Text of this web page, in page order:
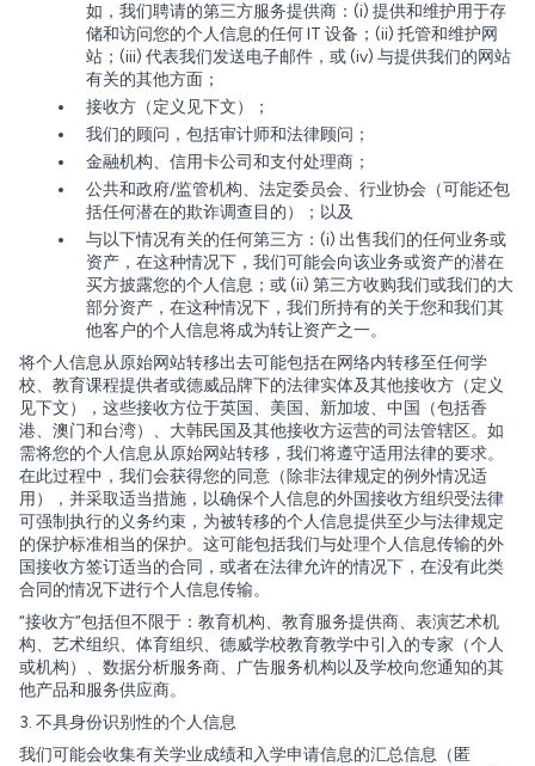
如，我们聘请的第三方服务提供商：(i) 提供和维护用于存
储和访问您的个人信息的任何 IT 设备；(ii) 托管和维护网
站；(iii) 代表我们发送电子邮件，或 (iv) 与提供我们的网站
有关的其他方面；
接收方（定义见下文）；
我们的顾问，包括审计师和法律顾问；
金融机构、信用卡公司和支付处理商；
公共和政府/监管机构、法定委员会、行业协会（可能还包
括任何潜在的欺诈调查目的）；以及
与以下情况有关的任何第三方：(i) 出售我们的任何业务或
资产，在这种情况下，我们可能会向该业务或资产的潜在
买方披露您的个人信息；或 (ii) 第三方收购我们或我们的大
部分资产，在这种情况下，我们所持有的关于您和我们其
他客户的个人信息将成为转让资产之一。
将个人信息从原始网站转移出去可能包括在网络内转移至任何学
校、教育课程提供者或德威品牌下的法律实体及其他接收方（定义
见下文），这些接收方位于英国、美国、新加坡、中国（包括香
港、澳门和台湾）、大韩民国及其他接收方运营的司法管辖区。如
需将您的个人信息从原始网站转移，我们将遵守适用法律的要求。
在此过程中，我们会获得您的同意（除非法律规定的例外情况适
用），并采取适当措施，以确保个人信息的外国接收方组织受法律
可强制执行的义务约束，为被转移的个人信息提供至少与法律规定
的保护标准相当的保护。这可能包括我们与处理个人信息传输的外
国接收方签订适当的合同，或者在法律允许的情况下，在没有此类
合同的情况下进行个人信息传输。
“接收方”包括但不限于：教育机构、教育服务提供商、表演艺术机
构、艺术组织、体育组织、德威学校教育教学中引入的专家（个人
或机构）、数据分析服务商、广告服务机构以及学校向您通知的其
他产品和服务供应商。
3. 不具身份识别性的个人信息
我们可能会收集有关学业成绩和入学申请信息的汇总信息（匿